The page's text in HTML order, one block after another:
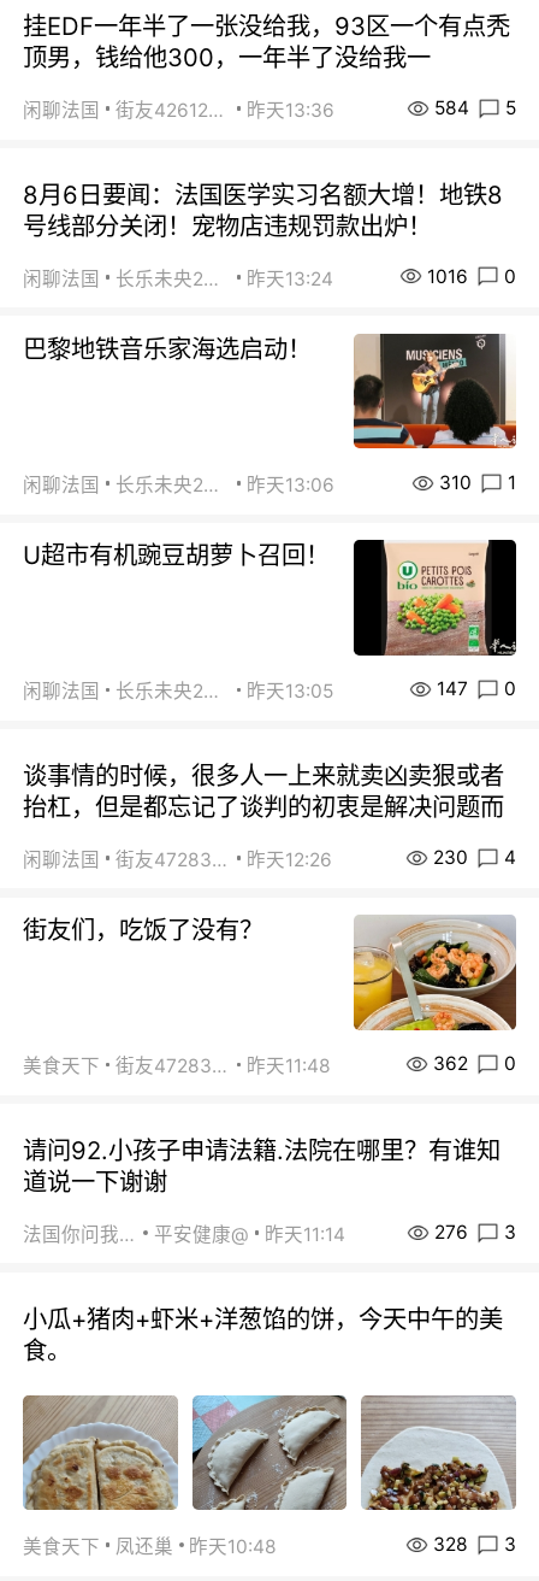
挂EDF一年半了一张没给我，93区一个有点秃
顶男，钱给他300，一年半了没给我一
闲聊法国 街友42612092 昨天13:36 584 5
8月6日要闻：法国医学实习名额大增！地铁8
号线部分关闭！宠物店违规罚款出炉！
闲聊法国 长乐未央2015 昨天13:24 1016 0
巴黎地铁音乐家海选启动！
闲聊法国 长乐未央2015 昨天13:06 310 1
U超市有机豌豆胡萝卜召回！
闲聊法国 长乐未央2015 昨天13:05 147 0
谈事情的时候，很多人一上来就卖凶卖狠或者
抬杠，但是都忘记了谈判的初衷是解决问题而
闲聊法国 街友472838572 昨天12:26 230 4
街友们，吃饭了没有？
美食天下 街友472838572 昨天11:48 362 0
请问92.小孩子申请法籍.法院在哪里？有谁知
道说一下谢谢
法国你问我答 平安健康@ 昨天11:14 276 3
小瓜+猪肉+虾米+洋葱馅的饼，今天中午的美
食。
美食天下 凤还巢 昨天10:48 328 3